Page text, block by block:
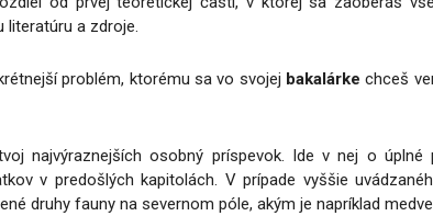
literatúru a zdroje.
problém, ktorému sa vo svojej bakalárkechceš
najvýraznejších osobný príspevok. Ide v nej o úplné
v predošlých kapitolách. V prípade vyššie
druhy fauny na severnom póle, akým je napríklad